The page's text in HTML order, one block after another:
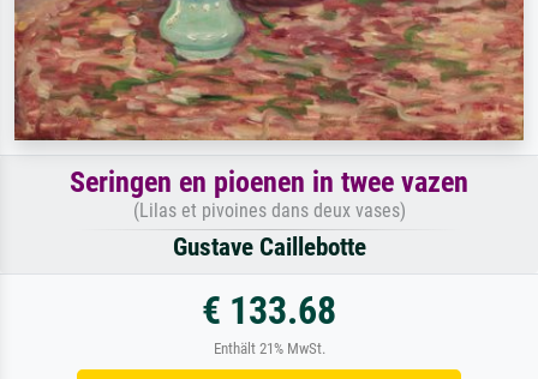
Seringen en pioenen in twee vazen
(Lilas et pivoines dans deux vases)
Gustave Caillebotte
€ 133.68
Enthält 21% MwSt.